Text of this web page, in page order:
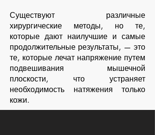
Существуют различные
хирургические методы, но те,
которые дают наилучшие и самые
продолжительные результаты, — это
те, которые лечат напряжение путем
подвешивания мышечной
плоскости, что устраняет
необходимость натяжения только
кожи.